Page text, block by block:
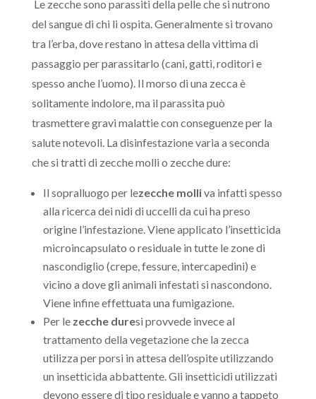
Le zecche sono parassiti della pelle che si nutrono
del sangue di chi li ospita. Generalmente si trovano
tra l’erba, dove restano in attesa della vittima di
passaggio per parassitarlo (cani, gatti, roditori e
spesso anche l’uomo). Il morso di una zecca è
solitamente indolore, ma il parassita può
trasmettere gravi malattie con conseguenze per la
salute notevoli. La disinfestazione varia a seconda
che si tratti di zecche molli o zecche dure:
Il sopralluogo per lezecche molliva infatti spesso
alla ricerca dei nidi di uccelli da cui ha preso
origine l’infestazione. Viene applicato l’insetticida
microincapsulato o residuale in tutte le zone di
nascondiglio (crepe, fessure, intercapedini) e
vicino a dove gli animali infestati si nascondono.
Viene infine effettuata una fumigazione.
Per le zecche duresi provvede invece al
trattamento della vegetazione che la zecca
utilizza per porsi in attesa dell’ospite utilizzando
un insetticida abbattente. Gli insetticidi utilizzati
devono essere di tipo residuale e vanno a tappeto